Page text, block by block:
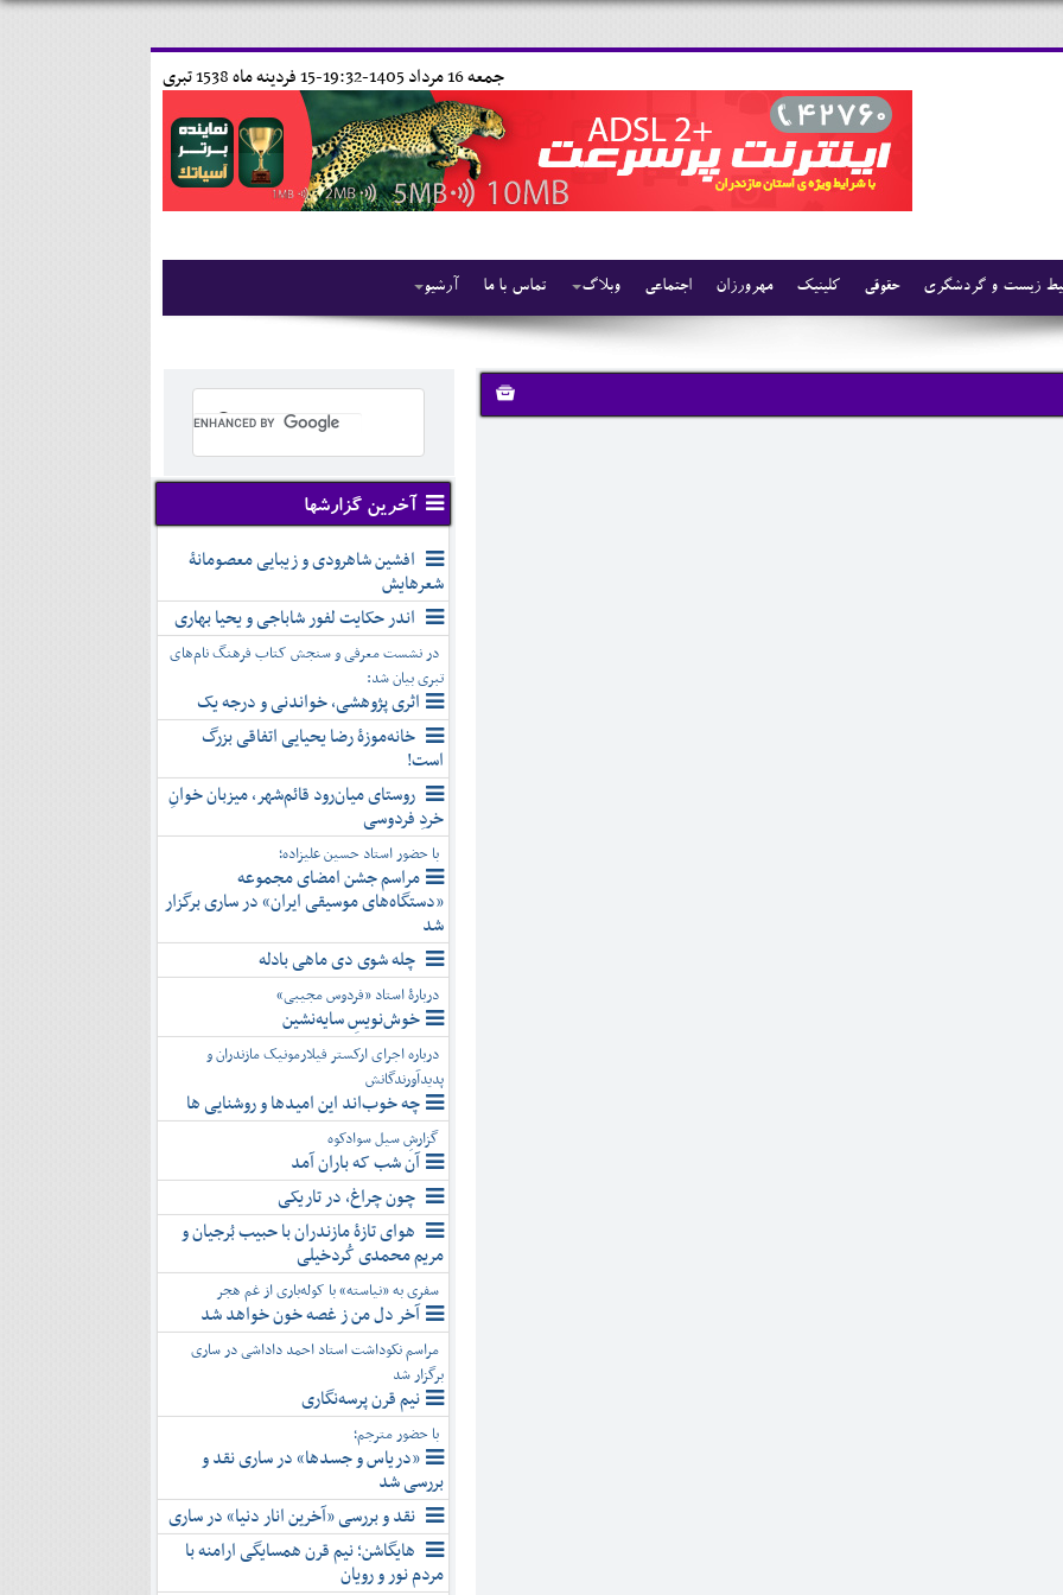
15 فردينه ماه 1538 تبری جمعه 16 مرداد 1405-19:32-
آرشیو تماس با ما وبلاگ اجتماعی مهرورزان کلینیک حقوقی زیست و گردشگری
آخرین گزارشها
افشین شاهرودی و زیبایی معصومانۀ
شعرهایش
اندر حکایت لفور شاباجی و یحیا بهاری
در نشست معرفی و سنجش کتاب فرهنگ نام‌های
تبری بیان شد:
اثری پژوهشی، خواندنی و درجه یک
خانه‌موزۀ رضا یحیایی اتفاقی بزرگ
است!
روستای میان‌رود قائم‌شهر، میزبان خوانِ
خردِ فردوسی
با حضور استاد حسین علیزاده؛
مراسم جشن امضای مجموعه
«دستگاه‌های موسیقی ایران» در ساری برگزار
شد
چله شوی دی ماهی بادله
دربارۀ استاد «فردوس مجیبی»
خوش‌نویسِ سایه‌نشین
درباره اجرای ارکستر فیلارمونیک مازندران و
پدیدآورندگانش
چه خوب‌اند این امیدها و روشنایی ها
گزارشِ سیل سوادکوه
آن شب که باران آمد
چون چراغ، در تاریکی
هوای تازۀ مازندران با حبیب بُرجیان و
مریم محمدی کُردخیلی
سفری به «نیاسته» با کوله‌باری از غم هجر
آخر دل من ز غصه خون خواهد شد
مراسم نکوداشت استاد احمد داداشی در ساری
برگزار شد
نیم قرن پرسه‌نگاری
با حضور مترجم؛
«دریاس و جسدها» در ساری نقد و
بررسی شد
نقد و بررسی «آخرین انار دنیا» در ساری
هایگاشن؛ نیم قرن همسایگی ارامنه با
مردم نور و رویان